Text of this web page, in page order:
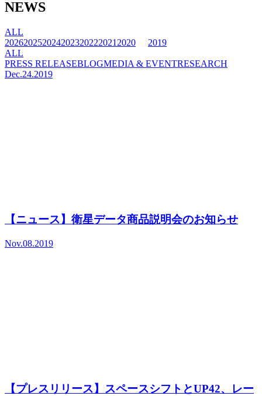
NEWS
ALL
202620252024202320222021 2020
2019
ALL
PRESS RELEASEBLOGMEDIA & EVENTRESEARCH
Dec.24.2019
【ニュース】衛星データ商品説明会のお知らせ
Nov.08.2019
【プレスリリース】スペースシフトとUP42、レー